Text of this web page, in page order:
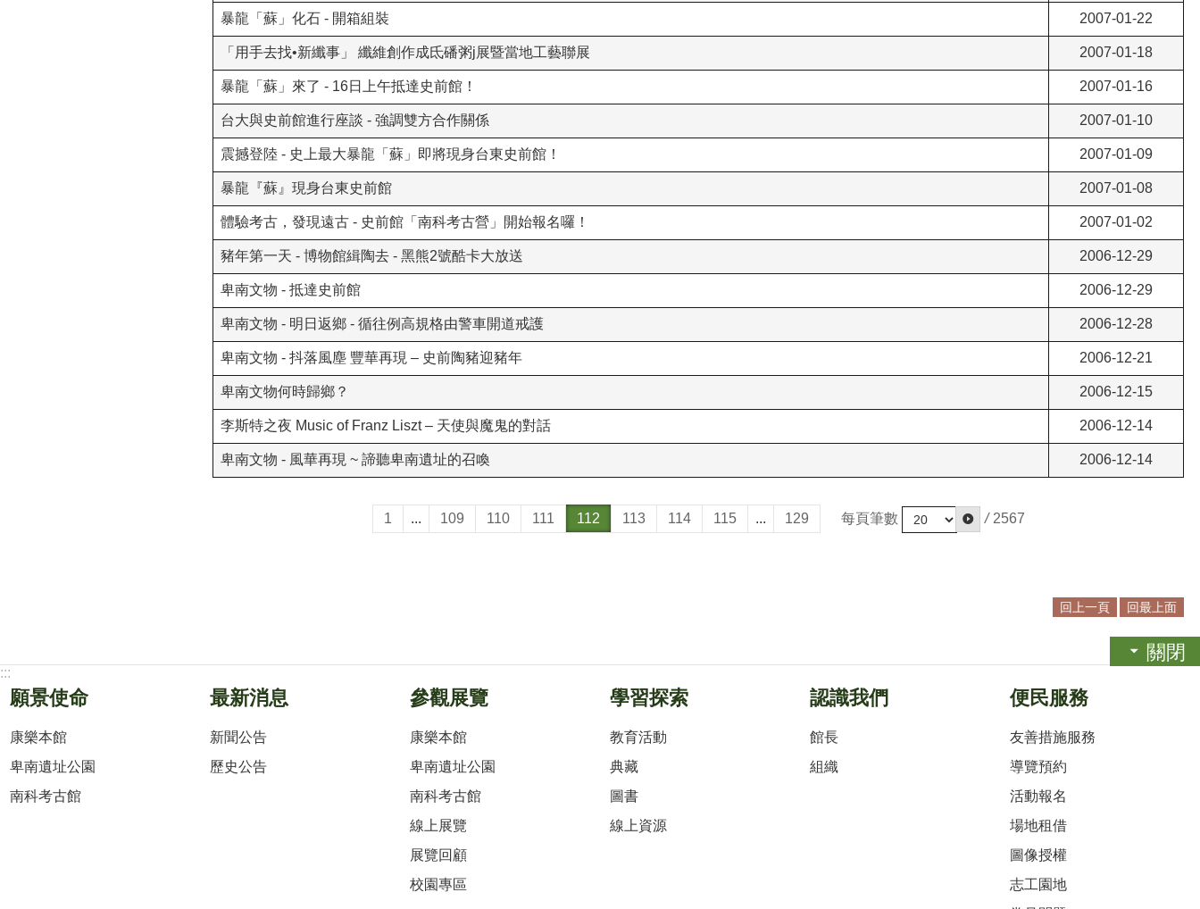
暴龍「蘇」化石 - 開箱組裝 2007-01-22
「用手去找•新纖事」 纖維創作成氐磻粥j展暨當地工藝聯展 2007-01-18
暴龍「蘇」來了 - 16日上午抵達史前館！ 2007-01-16
台大與史前館進行座談 - 強調雙方合作關係 2007-01-10
震撼登陸 - 史上最大暴龍「蘇」即將現身台東史前館！ 2007-01-09
暴龍『蘇』現身台東史前館 2007-01-08
體驗考古，發現遠古 - 史前館「南科考古營」開始報名囉！ 2007-01-02
豬年第一天 - 博物館緝陶去 - 黑熊2號酷卡大放送 2006-12-29
卑南文物 - 抵達史前館 2006-12-29
卑南文物 - 明日返鄉 - 循往例高規格由警車開道戒護 2006-12-28
卑南文物 - 抖落風塵 豐華再現 – 史前陶豬迎豬年 2006-12-21
卑南文物何時歸鄉？ 2006-12-15
李斯特之夜 Music of Franz Liszt – 天使與魔鬼的對話 2006-12-14
卑南文物 - 風華再現 ~ 諦聽卑南遺址的召喚 2006-12-14
1 ... 109 110 111 112 113 114 115 ... 129 每頁筆數 / 2567
回上一頁 回最上面
關閉
:::
願景使命
康樂本館
卑南遺址公園
南科考古館
最新消息
新聞公告
歷史公告
參觀展覽
康樂本館
卑南遺址公園
南科考古館
線上展覽
展覽回顧
校園專區
學習探索
教育活動
典藏
圖書
線上資源
認識我們
館長
組織
便民服務
友善措施服務
導覽預約
活動報名
場地租借
圖像授權
志工園地